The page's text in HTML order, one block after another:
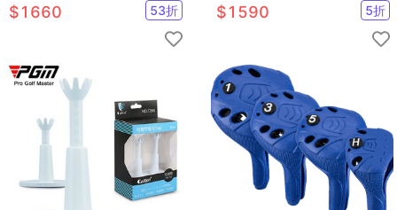
$1660 53折 $1590 5折